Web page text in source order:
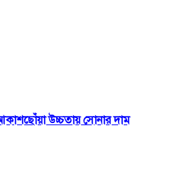
উচ্চতায় সোনার দাম